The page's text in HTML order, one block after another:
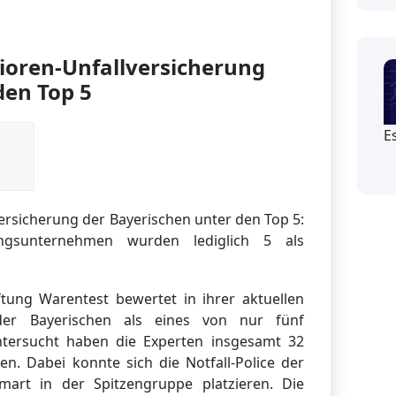
Unfallversicherung
Top 5
der Bayerischen unter den Top 5:
wurden lediglich 5 als
Warentest bewertet in ihrer aktuellen
Bayerischen als eines von nur fünf
haben die Experten insgesamt 32
Dabei konnte sich die Notfall-Police der
in der Spitzengruppe platzieren. Die